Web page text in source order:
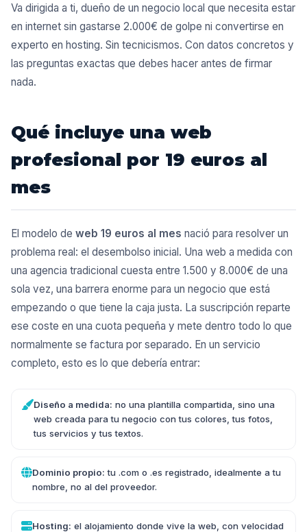
Va dirigida a ti, dueño de un negocio local que necesita estar
en internet sin gastarse 2.000€ de golpe ni convertirse en
experto en hosting. Sin tecnicismos. Con datos concretos y
las preguntas exactas que debes hacer antes de firmar
nada.
Qué incluye una web
profesional por 19 euros al
mes
El modelo de web 19 euros al mes nació para resolver un
problema real: el desembolso inicial. Una web a medida con
una agencia tradicional cuesta entre 1.500 y 8.000€ de una
sola vez, una barrera enorme para un negocio que está
empezando o que tiene la caja justa. La suscripción reparte
ese coste en una cuota pequeña y mete dentro todo lo que
normalmente se factura por separado. En un servicio
completo, esto es lo que debería entrar:
Diseño a medida: no una plantilla compartida, sino una
web creada para tu negocio con tus colores, tus fotos,
tus servicios y tus textos.
Dominio propio: tu .com o .es registrado, idealmente a tu
nombre, no al del proveedor.
Hosting: el alojamiento donde vive la web, con velocidad